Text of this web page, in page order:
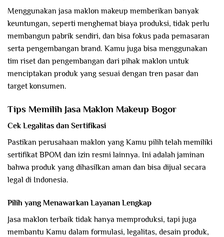
Menggunakan jasa maklon makeup memberikan banyak
keuntungan, seperti menghemat biaya produksi, tidak perlu
membangun pabrik sendiri, dan bisa fokus pada pemasaran
serta pengembangan brand. Kamu juga bisa menggunakan
tim riset dan pengembangan dari pihak maklon untuk
menciptakan produk yang sesuai dengan tren pasar dan
target konsumen.
Tips Memilih Jasa Maklon Makeup Bogor
Cek Legalitas dan Sertifikasi
Pastikan perusahaan maklon yang Kamu pilih telah memiliki
sertifikat BPOM dan izin resmi lainnya. Ini adalah jaminan
bahwa produk yang dihasilkan aman dan bisa dijual secara
legal di Indonesia.
Pilih yang Menawarkan Layanan Lengkap
Jasa maklon terbaik tidak hanya memproduksi, tapi juga
membantu Kamu dalam formulasi, legalitas, desain produk,